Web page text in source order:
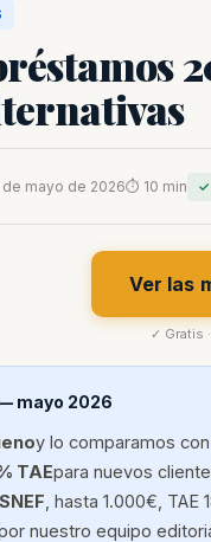
de mayo de 2026⏱ 10 min ✓
Ver las
✓ Gratis
mayo 2026
y lo comparamos
TAEpara nuevos
, hasta 1.000€,
nuestro equipo